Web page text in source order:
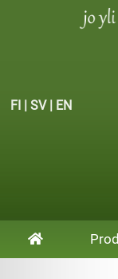
FI | SV| EN